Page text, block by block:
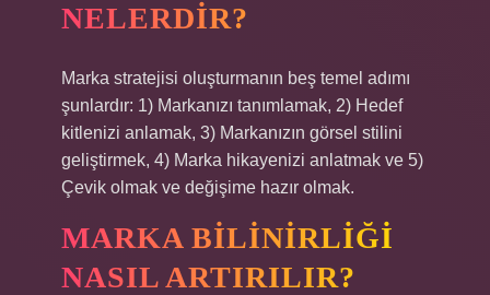
NELERDIR?
Marka stratejisi oluşturmanın beş temel adımı
şunlardır: 1) Markanızı tanımlamak, 2) Hedef
kitlenizi anlamak, 3) Markanızın görsel stilini
geliştirmek, 4) Marka hikayenizi anlatmak ve 5)
Çevik olmak ve değişime hazır olmak.
MARKA BILINIRLIĞI
NASIL ARTIRILIR?